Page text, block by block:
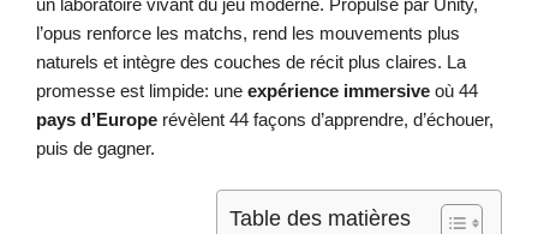
l’opus renforce les matchs, rend les mouvements plus
naturels et intègre des couches de récit plus claires. La
promesse est limpide: une expérience immersive où 44
pays d’Europe révèlent 44 façons d’apprendre, d’échouer,
puis de gagner.
Table des matières